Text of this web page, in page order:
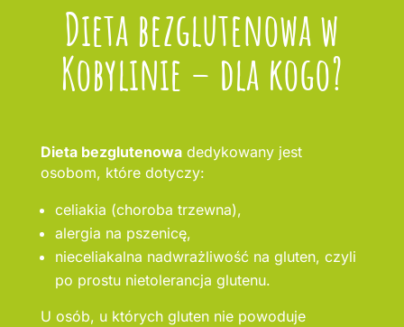
Dieta bezglutenowa w
Kobylinie – dla kogo?
Dieta bezglutenowadedykowany jest
osobom, które dotyczy:
celiakia (choroba trzewna),
alergia na pszenicę,
nieceliakalna nadwrażliwość na gluten, czyli
po prostu nietolerancja glutenu.
U osób, u których gluten nie powoduje